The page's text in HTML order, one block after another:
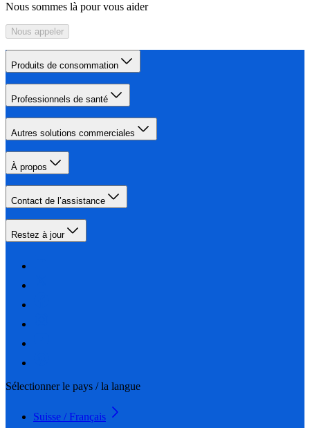
Nous sommes là pour vous aider
Nous appeler
Produits de consommation
Professionnels de santé
Autres solutions commerciales
À propos
Contact de l’assistance
Restez à jour
Sélectionner le pays / la langue
Suisse / Français